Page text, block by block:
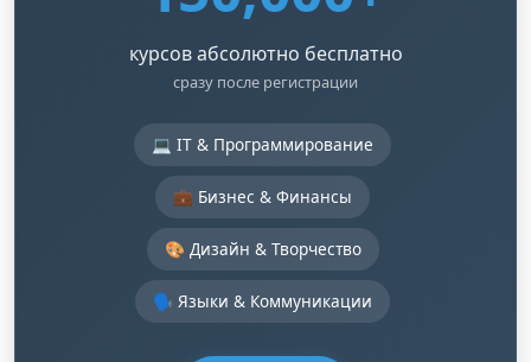
курсов абсолютно бесплатно
сразу после регистрации
💻 IT & Программирование
💼 Бизнес & Финансы
🎨 Дизайн & Творчество
🗣️ Языки & Коммуникации